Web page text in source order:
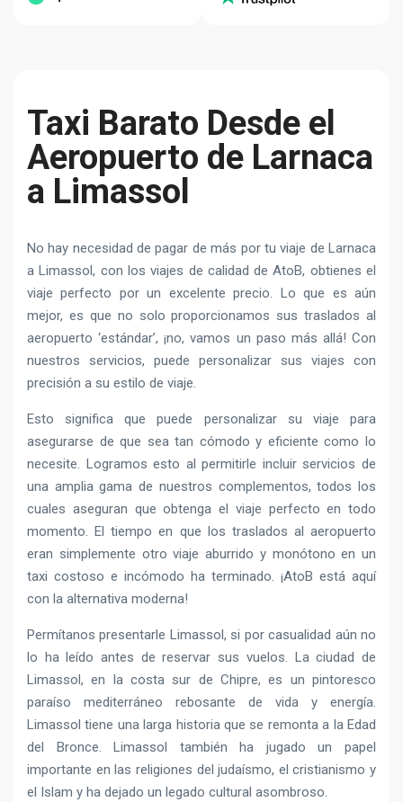
Taxi Barato Desde el
Aeropuerto de Larnaca
a Limassol
No hay necesidad de pagar de más por tu viaje de Larnaca
a Limassol, con los viajes de calidad de AtoB, obtienes el
viaje perfecto por un excelente precio. Lo que es aún
mejor, es que no solo proporcionamos sus traslados al
aeropuerto ‘estándar’, ¡no, vamos un paso más allá! Con
nuestros servicios, puede personalizar sus viajes con
precisión a su estilo de viaje.
Esto significa que puede personalizar su viaje para
asegurarse de que sea tan cómodo y eficiente como lo
necesite. Logramos esto al permitirle incluir servicios de
una amplia gama de nuestros complementos, todos los
cuales aseguran que obtenga el viaje perfecto en todo
momento. El tiempo en que los traslados al aeropuerto
eran simplemente otro viaje aburrido y monótono en un
taxi costoso e incómodo ha terminado. ¡AtoB está aquí
con la alternativa moderna!
Permítanos presentarle Limassol, si por casualidad aún no
lo ha leído antes de reservar sus vuelos. La ciudad de
Limassol, en la costa sur de Chipre, es un pintoresco
paraíso mediterráneo rebosante de vida y energía.
Limassol tiene una larga historia que se remonta a la Edad
del Bronce. Limassol también ha jugado un papel
importante en las religiones del judaísmo, el cristianismo y
el Islam y ha dejado un legado cultural asombroso.